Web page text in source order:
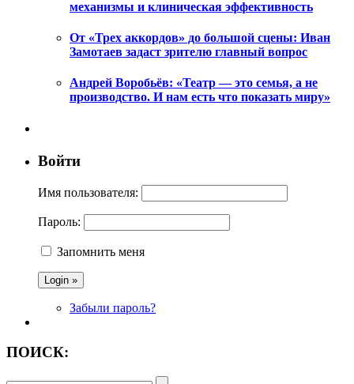
механизмы и клиническая эффективность
От «Трех аккордов» до большой сцены: Иван
Замотаев задаст зрителю главный вопрос
Андрей Воробьёв: «Театр — это семья, а не
производство. И нам есть что показать миру»
Войти
Имя пользователя:
Пароль:
Запомнить меня
Забыли пароль?
ПОИСК: